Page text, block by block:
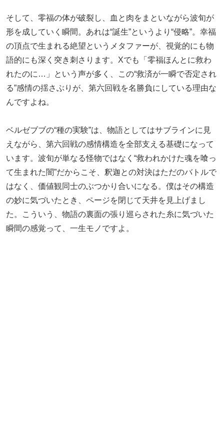
そして、零福の体が破裂し、血と肉をまといながら波旬が
形を成していく瞬間。あれは“誕生”というより“侵略”。幸福
の頂点で生まれる絶望というメタファーが、視覚的にも物
語的にも深く突き刺さります。Xでも「零福ほんとに救わ
れたのに…」という声が多く、この“救済が一瞬で否定され
る”感情の揺さぶりが、第六回戦を名勝負にしている理由な
んですよね。
ベルゼブブの“種の実験”は、物語としてはサブラインに見
えながら、第六回戦の感情構造を全部支える基礎になって
います。波旬が単なる怪物ではなく“救われかけた魂を喰っ
て生まれた闇”だからこそ、釈迦との対決はただのバトルで
はなく、価値観同士のぶつかり合いになる。僕はその構造
の妙に気づいたとき、ページを閉じて天井を見上げまし
た。こういう、物語の裏面の張り巡らされた糸に気づいた
瞬間の感覚って、一生モノですよ。